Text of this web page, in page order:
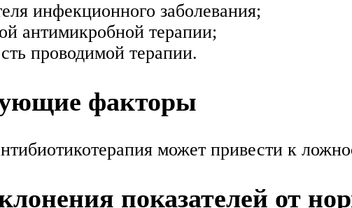
инфекционного заболевания;
антимикробной терапии;
проводимой терапии.
факторы
может привести к
показателей от